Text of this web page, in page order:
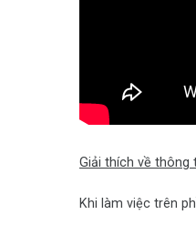
Giải thích về thông
Khi làm việc trên